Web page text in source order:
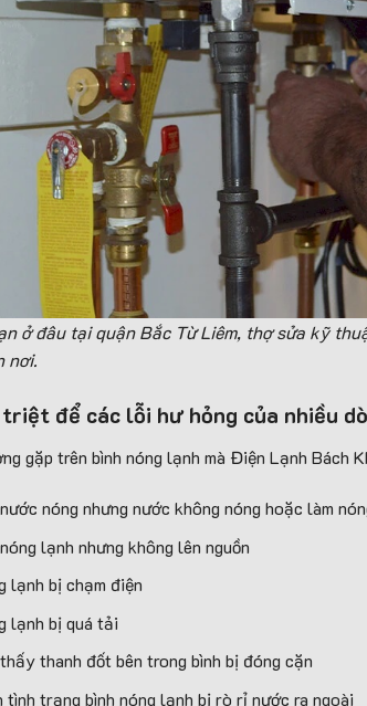
ở đâu tại quận Bắc Từ Liêm, thợ sửa kỹ
nơi.
để các lỗi hư hỏng của nhiều
gặp trên bình nóng lạnh mà Điện Lạnh Bách
nóng nhưng nước không nóng hoặc làm
lạnh nhưng không lên nguồn
lạnh bị chạm điện
lạnh bị quá tải
thanh đốt bên trong bình bị đóng cặn
tình trạng bình nóng lạnh bị rò rỉ nước ra ngoài